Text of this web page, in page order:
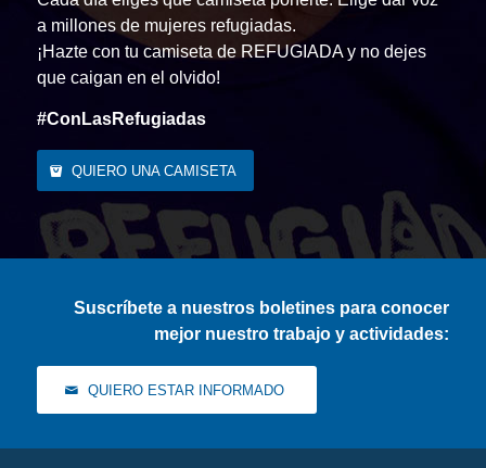
a millones de mujeres refugiadas.
¡Hazte con tu camiseta de REFUGIADA y no dejes
que caigan en el olvido!
#ConLasRefugiadas
QUIERO UNA CAMISETA
Suscríbete a nuestros boletines para conocer
mejor nuestro trabajo y actividades:
QUIERO ESTAR INFORMADO